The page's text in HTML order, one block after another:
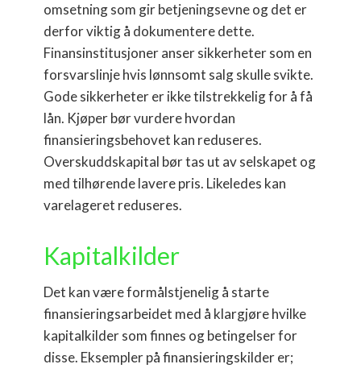
omsetning som gir betjeningsevne og det er
derfor viktig å dokumentere dette.
Finansinstitusjoner anser sikkerheter som en
forsvarslinje hvis lønnsomt salg skulle svikte.
Gode sikkerheter er ikke tilstrekkelig for å få
lån. Kjøper bør vurdere hvordan
finansieringsbehovet kan reduseres.
Overskuddskapital bør tas ut av selskapet og
med tilhørende lavere pris. Likeledes kan
varelageret reduseres.
Kapitalkilder
Det kan være formålstjenelig å starte
finansieringsarbeidet med å klargjøre hvilke
kapitalkilder som finnes og betingelser for
disse. Eksempler på finansieringskilder er;